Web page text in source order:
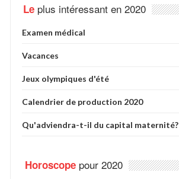
Le plus intéressant en 2020
Examen médical
Vacances
Jeux olympiques d'été
Calendrier de production 2020
Qu'adviendra-t-il du capital maternité?
Horoscope pour 2020